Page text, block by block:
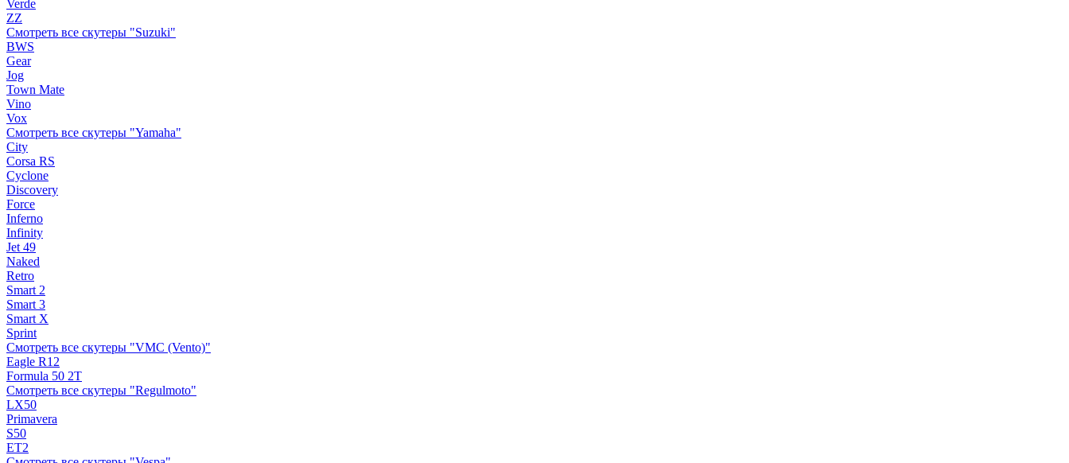
Verde
ZZ
Смотреть все скутеры "Suzuki"
BWS
Gear
Jog
Town Mate
Vino
Vox
Смотреть все скутеры "Yamaha"
City
Corsa RS
Cyclone
Discovery
Force
Inferno
Infinity
Jet 49
Naked
Retro
Smart 2
Smart 3
Smart X
Sprint
Смотреть все скутеры "VMC (Vento)"
Eagle R12
Formula 50 2Т
Смотреть все скутеры "Regulmoto"
LX50
Primavera
S50
ET2